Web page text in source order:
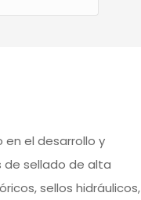
en el desarrollo y
sellado de alta
sellos hidráulicos,